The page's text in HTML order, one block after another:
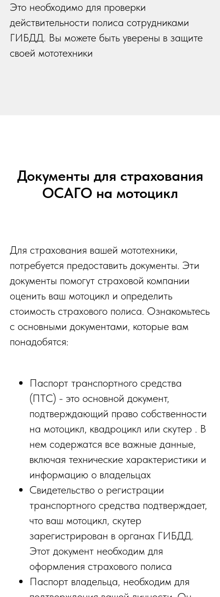
Это необходимо для проверки
действительности полиса сотрудниками
ГИБДД. Вы можете быть уверены в защите
своей мототехники
Документы для страхования
ОСАГО на мотоцикл
Для страхования вашей мототехники,
потребуется предоставить документы. Эти
документы помогут страховой компании
оценить ваш мотоцикл и определить
стоимость страхового полиса. Ознакомьтесь
с основными документами, которые вам
понадобятся:
Паспорт транспортного средства
(ПТС) - это основной документ,
подтверждающий право собственности
на мотоцикл, квадроцикл или скутер . В
нем содержатся все важные данные,
включая технические характеристики и
информацию о владельцах
Свидетельство о регистрации
транспортного средства подтверждает,
что ваш мотоцикл, скутер
зарегистрирован в органах ГИБДД.
Этот документ необходим для
оформления страхового полиса
Паспорт владельца, необходим для